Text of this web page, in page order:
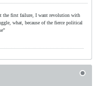
the first failure, I want revolution with
what, because of the fierce political